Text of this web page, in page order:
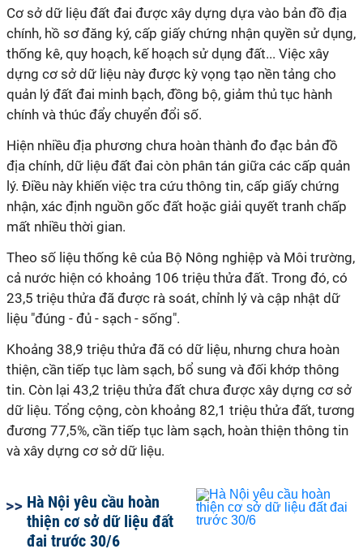
Cơ sở dữ liệu đất đai được xây dựng dựa vào bản đồ địa
chính, hồ sơ đăng ký, cấp giấy chứng nhận quyền sử dụng,
thống kê, quy hoạch, kế hoạch sử dụng đất... Việc xây
dựng cơ sở dữ liệu này được kỳ vọng tạo nền tảng cho
quản lý đất đai minh bạch, đồng bộ, giảm thủ tục hành
chính và thúc đẩy chuyển đổi số.
Hiện nhiều địa phương chưa hoàn thành đo đạc bản đồ
địa chính, dữ liệu đất đai còn phân tán giữa các cấp quản
lý. Điều này khiến việc tra cứu thông tin, cấp giấy chứng
nhận, xác định nguồn gốc đất hoặc giải quyết tranh chấp
mất nhiều thời gian.
Theo số liệu thống kê của Bộ Nông nghiệp và Môi trường,
cả nước hiện có khoảng 106 triệu thửa đất. Trong đó, có
23,5 triệu thửa đã được rà soát, chỉnh lý và cập nhật dữ
liệu "đúng - đủ - sạch - sống".
Khoảng 38,9 triệu thửa đã có dữ liệu, nhưng chưa hoàn
thiện, cần tiếp tục làm sạch, bổ sung và đối khớp thông
tin. Còn lại 43,2 triệu thửa đất chưa được xây dựng cơ sở
dữ liệu. Tổng cộng, còn khoảng 82,1 triệu thửa đất, tương
đương 77,5%, cần tiếp tục làm sạch, hoàn thiện thông tin
và xây dựng cơ sở dữ liệu.
Hà Nội yêu cầu hoàn
thiện cơ sở dữ liệu đất
đai trước 30/6